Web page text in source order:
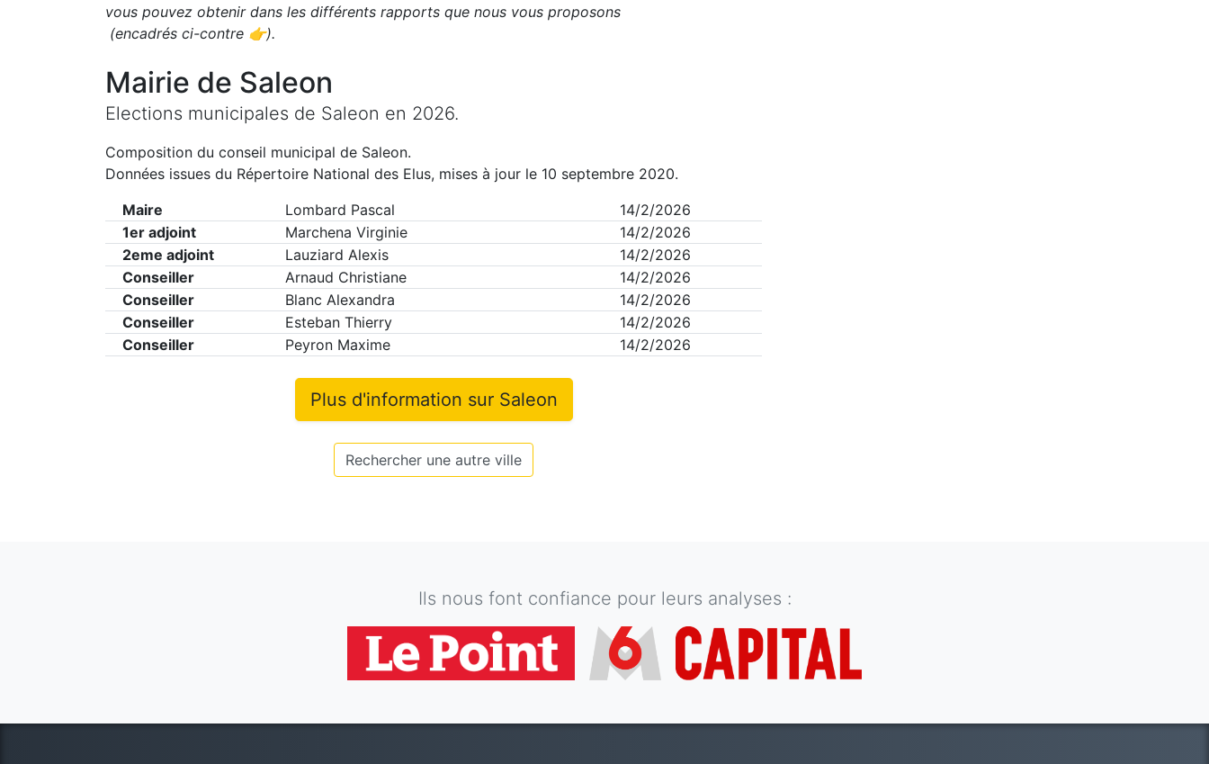
vous pouvez obtenir dans les différents rapports que nous vous proposons
(encadrés ci-contre 👉).
Mairie de Saleon
Elections municipales de Saleon en 2026.
Composition du conseil municipal de Saleon.
Données issues du Répertoire National des Elus, mises à jour le 10 septembre 2020.
Maire
Lombard Pascal
14/2/2026
1er adjoint
Marchena Virginie
14/2/2026
2eme adjoint
Lauziard Alexis
14/2/2026
Conseiller
Arnaud Christiane
14/2/2026
Conseiller
Blanc Alexandra
14/2/2026
Conseiller
Esteban Thierry
14/2/2026
Conseiller
Peyron Maxime 14/2/2026
Plus d'information sur Saleon
Rechercher une autre ville
Ils nous font confiance pour leurs analyses :